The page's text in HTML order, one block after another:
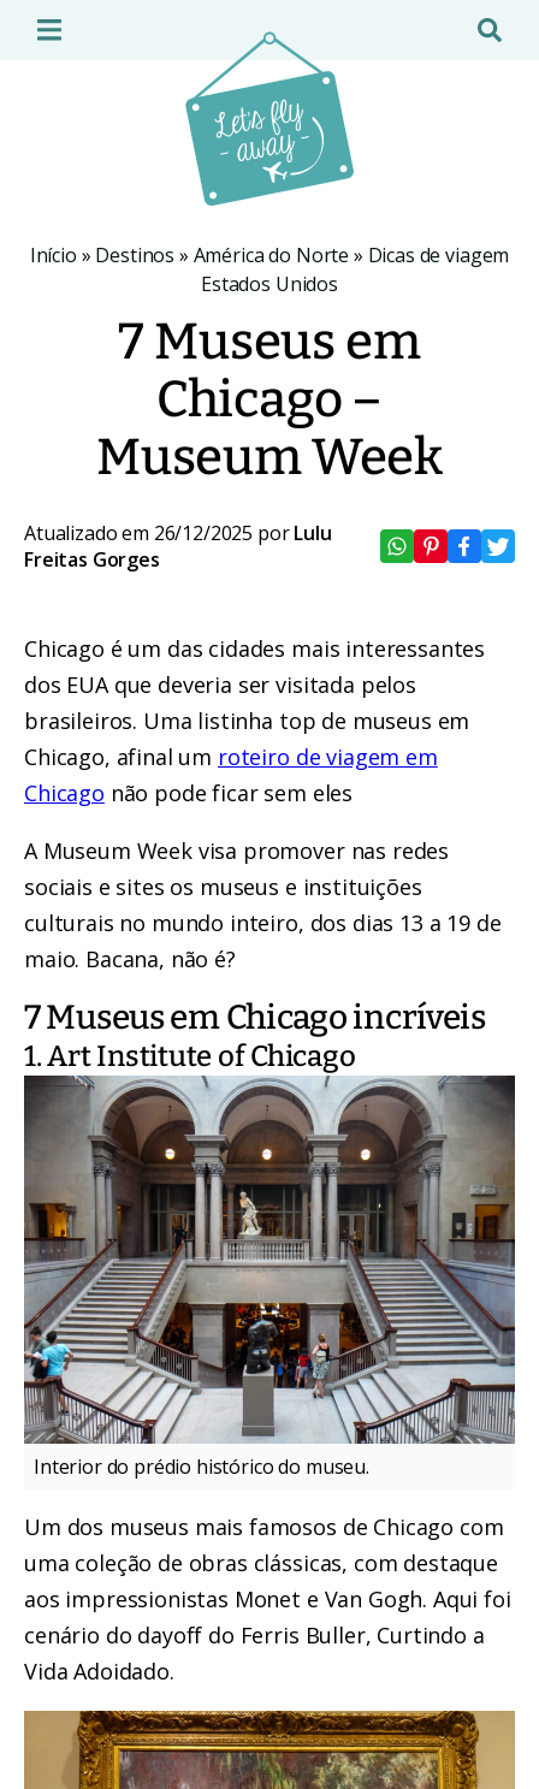
Início » Destinos » América do Norte » Dicas de viagem
Estados Unidos
7 Museus em
Chicago –
Museum Week
Atualizado em 26/12/2025 porLulu
Freitas Gorges
Chicago é um das cidades mais interessantes
dos EUA que deveria ser visitada pelos
brasileiros. Uma listinha top de museus em
Chicago, afinal um roteiro de viagem em
Chicago não pode ficar sem eles
A Museum Week visa promover nas redes
sociais e sites os museus e instituições
culturais no mundo inteiro, dos dias 13 a 19 de
maio. Bacana, não é?
7 Museus em Chicago incríveis
1. Art Institute of Chicago
Interior do prédio histórico do museu.
Um dos museus mais famosos de Chicago com
uma coleção de obras clássicas, com destaque
aos impressionistas Monet e Van Gogh. Aqui foi
cenário do dayoff do Ferris Buller, Curtindo a
Vida Adoidado.